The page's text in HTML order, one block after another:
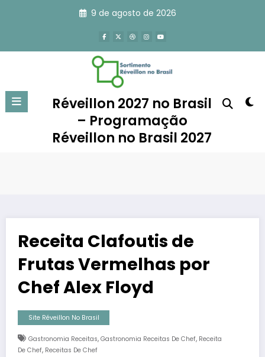
9 de agosto de 2026
Réveillon 2027 no Brasil
– Programação
Réveillon no Brasil 2027
Receita Clafoutis de
Frutas Vermelhas por
Chef Alex Floyd
Site Réveillon No Brasil
Gastronomia Receitas, Gastronomia Receitas De Chef, Receita
De Chef, Receitas De Chef